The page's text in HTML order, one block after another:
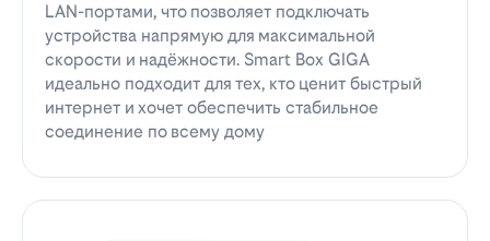
LAN-портами, что позволяет подключать
устройства напрямую для максимальной
скорости и надёжности. Smart Box GIGA
идеально подходит для тех, кто ценит быстрый
интернет и хочет обеспечить стабильное
соединение по всему дому